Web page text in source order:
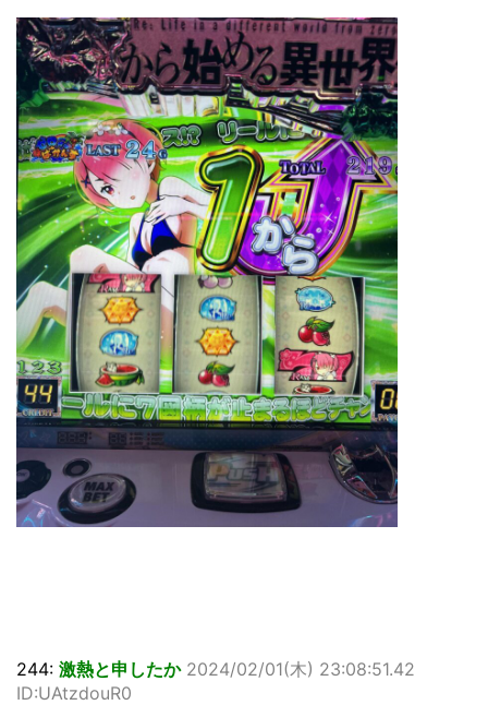
244: 激熱と申したか 2024/02/01(木) 23:08:51.42
ID:UAtzdouR0